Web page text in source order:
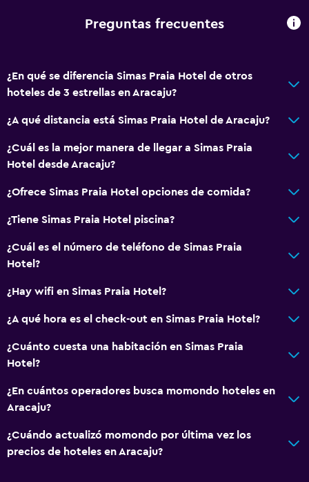
Preguntas frecuentes
¿En qué se diferencia Simas Praia Hotel de otros
hoteles de 3 estrellas en Aracaju?
¿A qué distancia está Simas Praia Hotel de Aracaju?
¿Cuál es la mejor manera de llegar a Simas Praia
Hotel desde Aracaju?
¿Ofrece Simas Praia Hotel opciones de comida?
¿Tiene Simas Praia Hotel piscina?
¿Cuál es el número de teléfono de Simas Praia
Hotel?
¿Hay wifi en Simas Praia Hotel?
¿A qué hora es el check-out en Simas Praia Hotel?
¿Cuánto cuesta una habitación en Simas Praia
Hotel?
¿En cuántos operadores busca momondo hoteles en
Aracaju?
¿Cuándo actualizó momondo por última vez los
precios de hoteles en Aracaju?